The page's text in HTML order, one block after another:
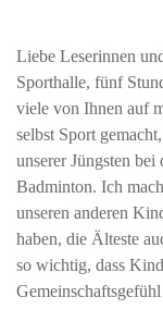
Liebe Leserinnen
Sporthalle, fünf
viele von Ihnen auf
selbst Sport
unserer Jüngsten
Badminton. Ich
unseren anderen
haben, die Älteste
so wichtig, dass